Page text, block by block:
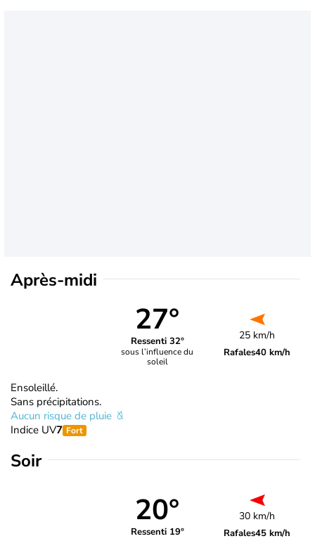
Après-midi
27°
Ressenti 32°
sous l’influence du
soleil
25 km/h
Rafales40 km/h
Ensoleillé.
Sans précipitations.
Aucun risque de pluie
Indice UV7 Fort
Soir
20°
Ressenti 19°
30 km/h
Rafales45 km/h